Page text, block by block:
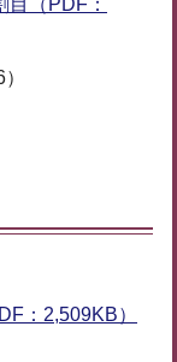
（PDF：
：2,509KB）